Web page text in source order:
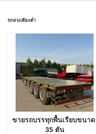
รถพ่วงเตียงต่ำ
ขายรถบรรทุกพื้นเรียบขนาด
35 ตัน